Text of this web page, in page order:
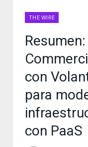
THE WIRE
con
para
con PaaS